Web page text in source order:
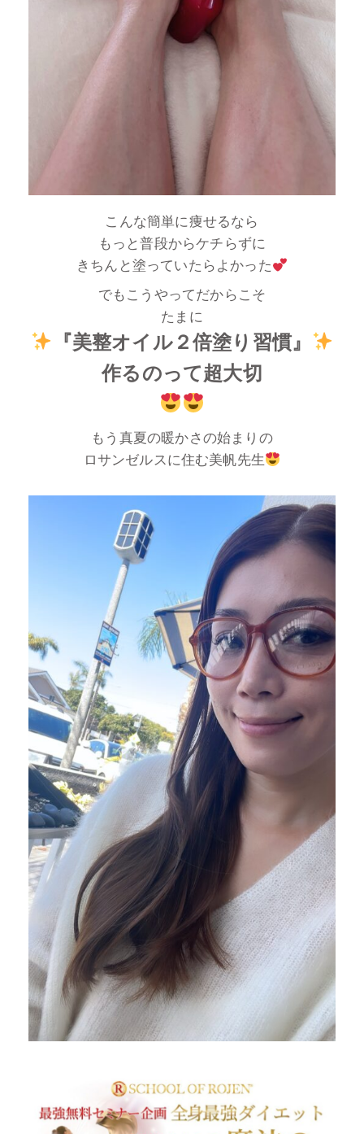
こんな簡単に痩せるなら
もっと普段からケチらずに
きちんと塗っていたらよかった
でもこうやってだからこそ
たまに
『美整オイル２倍塗り習慣』
作るのって超大切
もう真夏の暖かさの始まりの
ロサンゼルスに住む美帆先生